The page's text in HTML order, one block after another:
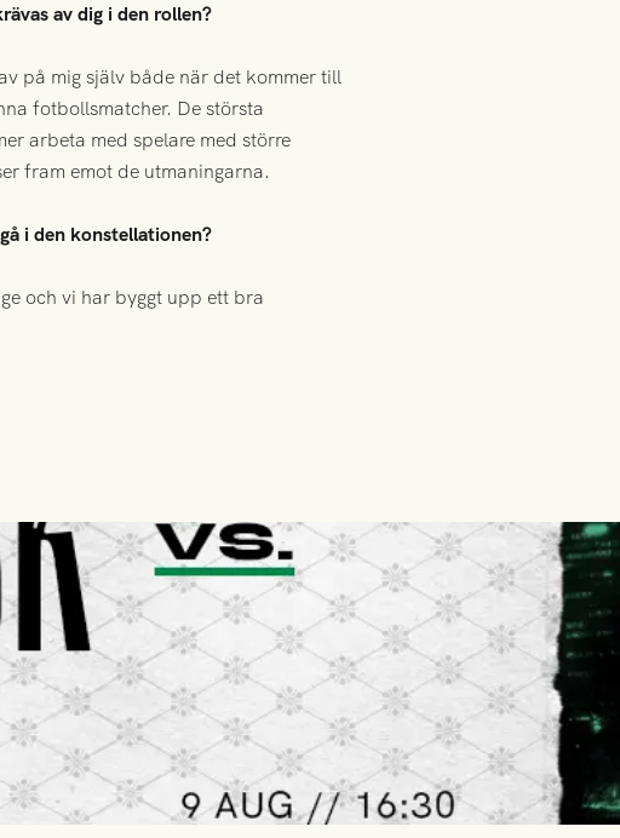
av dig i den rollen?
på mig själv både när det kommer till
fotbollsmatcher. De största
arbeta med spelare med större
fram emot de utmaningarna.
i den konstellationen?
och vi har byggt upp ett bra